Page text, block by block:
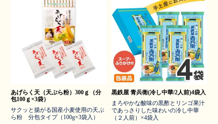
あげらく天（天ぷら粉）300ｇ（分
包100ｇ×3袋）
サクッと揚がる国産小麦使用の天ぷ
ら粉 分包タイプ（100g×3袋入）
黒鉄屋 青兵衛(冷し中華/2人前)4袋入
まろやかな酸味の黒酢とリンゴ果汁
であっさりした味わいの冷し中華
（２人前）×4袋入